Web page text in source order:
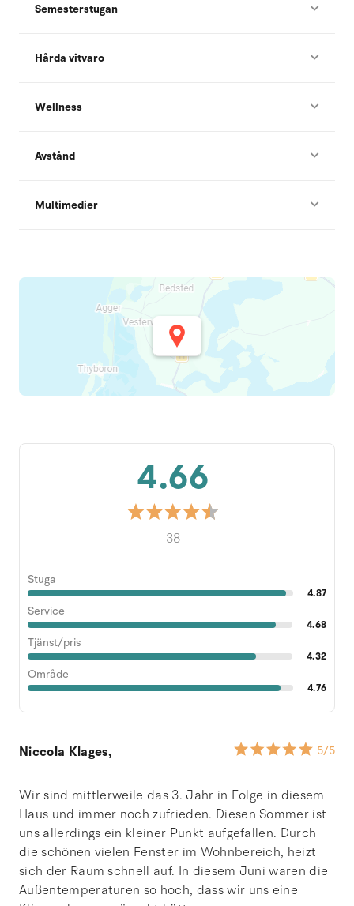
Semesterstugan
Hårda vitvaro
Wellness
Avstånd
Multimedier
4.66
38
Stuga
4.87
Service
4.68
Tjänst/pris
4.32
Område
4.76
Niccola Klages, 5/5
Wir sind mittlerweile das 3. Jahr in Folge in diesem
Haus und immer noch zufrieden. Diesen Sommer ist
uns allerdings ein kleiner Punkt aufgefallen. Durch
die schönen vielen Fenster im Wohnbereich, heizt
sich der Raum schnell auf. In diesem Juni waren die
Außentemperaturen so hoch, dass wir uns eine